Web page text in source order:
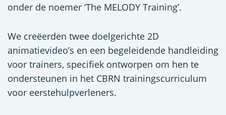
onder de noemer ‘The MELODY Training’.
We creëerden twee doelgerichte 2D
animatievideo’s en een begeleidende handleiding
voor trainers, specifiek ontworpen om hen te
ondersteunen in het CBRN trainingscurriculum
voor eerstehulpverleners.